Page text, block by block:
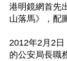
港明鏡網首先
山落馬》，配
2012年2月2
的公安局長職